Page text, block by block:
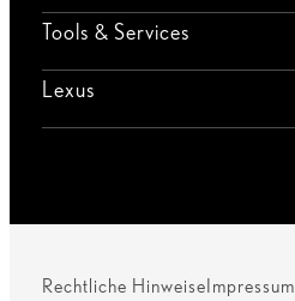
Tools & Services
Lexus
Rechtliche HinweiseImpressum